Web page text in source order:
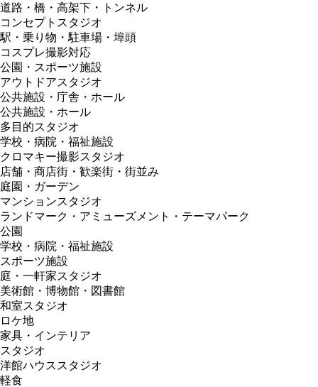
道路・橋・高架下・トンネル
コンセプトスタジオ
駅・乗り物・駐車場・埠頭
コスプレ撮影対応
公園・スポーツ施設
アウトドアスタジオ
公共施設・庁舎・ホール
公共施設・ホール
多目的スタジオ
学校・病院・福祉施設
クロマキー撮影スタジオ
店舗・商店街・歓楽街・街並み
庭園・ガーデン
マンションスタジオ
ランドマーク・アミューズメント・テーマパーク
公園
学校・病院・福祉施設
スポーツ施設
庭・一軒家スタジオ
美術館・博物館・図書館
和室スタジオ
ロケ地
家具・インテリア
スタジオ
洋館ハウススタジオ
軽食